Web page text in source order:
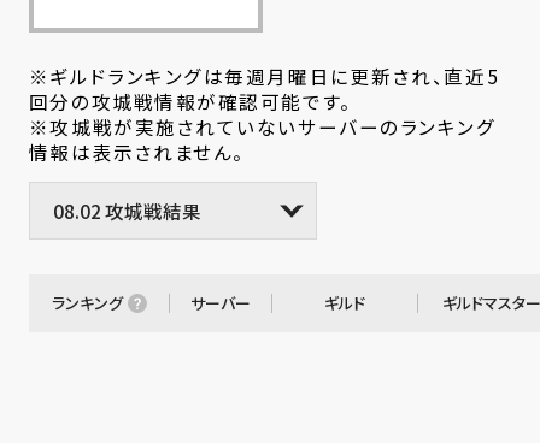
※ギルドランキングは毎週月曜日に更新され、直近5
回分の攻城戦情報が確認可能です。
※攻城戦が実施されていないサーバーのランキング
情報は表示されません。
ランキング サーバー ギルド ギルドマスター